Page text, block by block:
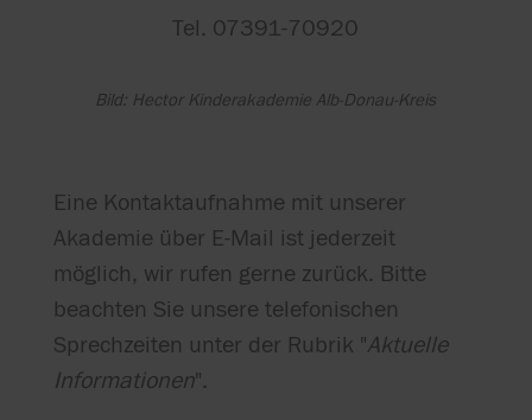
Tel. 07391-70920
Bild: Hector Kinderakademie Alb-Donau-Kreis
Eine Kontaktaufnahme mit unserer
Akademie über E-Mail ist jederzeit
möglich, wir rufen gerne zurück. Bitte
beachten Sie unsere telefonischen
Sprechzeiten unter der Rubrik "Aktuelle
Informationen".